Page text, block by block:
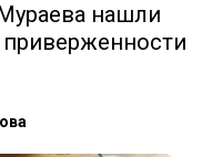
нашли
приверженности